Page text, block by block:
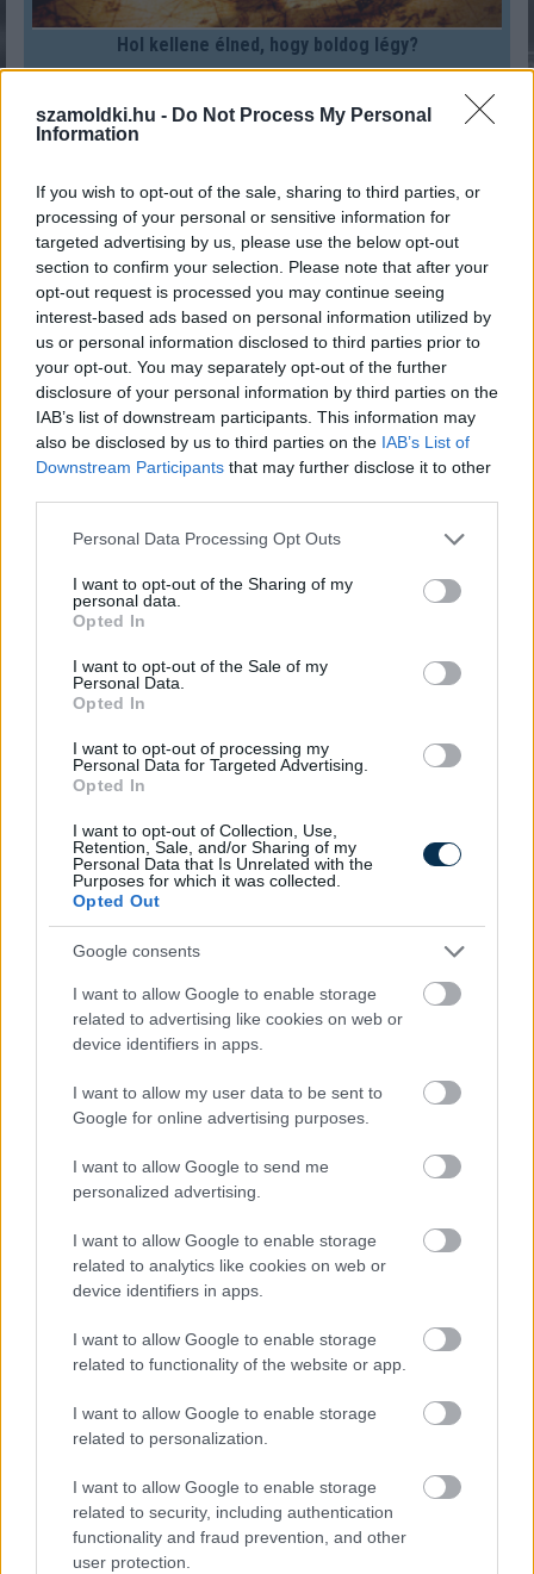
szamoldki.hu - Do Not Process My Personal
Information
If you wish to opt-out of the sale, sharing to third parties, or
processing of your personal or sensitive information for
targeted advertising by us, please use the below opt-out
section to confirm your selection. Please note that after your
opt-out request is processed you may continue seeing
interest-based ads based on personal information utilized by
us or personal information disclosed to third parties prior to
your opt-out. You may separately opt-out of the further
disclosure of your personal information by third parties on the
IAB’s list of downstream participants. This information may
also be disclosed by us to third parties on the IAB’s List of
Downstream Participants that may further disclose it to other
Please note that this website/app uses one or more Google
not limited to your visit or usage behaviour. You may click to
grant or deny consent to Google and its third-party tags to
use your data for below specified purposes in below Google
consent section.
Personal Data Processing Opt Outs
I want to opt-out of the Sharing of my
personal data.
Opted In
I want to opt-out of the Sale of my
Personal Data.
Opted In
I want to opt-out of processing my
Personal Data for Targeted Advertising.
Opted In
I want to opt-out of Collection, Use,
Retention, Sale, and/or Sharing of my
Personal Data that Is Unrelated with the
Purposes for which it was collected.
Opted Out
Google consents
I want to allow Google to enable storage
related to advertising like cookies on web or
device identifiers in apps.
I want to allow my user data to be sent to
Google for online advertising purposes.
I want to allow Google to send me
personalized advertising.
I want to allow Google to enable storage
related to analytics like cookies on web or
device identifiers in apps.
I want to allow Google to enable storage
related to functionality of the website or app.
I want to allow Google to enable storage
related to personalization.
I want to allow Google to enable storage
related to security, including authentication
functionality and fraud prevention, and other
user protection.
Hol kellene élned, hogy boldog légy?
Mennyit tudsz Húsvét ünnepéről?
KISZÁMOLOM!
Melyik állatövi jegyben születtél a kínai horoszkóp
KISZÁMOLOM!
Mennyi adót kell fizetni albérlet kiadásakor 2026-ban?
KISZÁMOLOM!
Mennyi idő múlva lesz a tavaszi szünet?